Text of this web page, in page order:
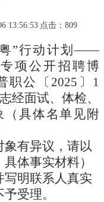
13:56:53 点击： 809
”行动计划——
项公开招聘博
职公〔2025〕1
经面试、体检、
（具体名单见附
有异议，请以
体事实材料）
写明联系人真实
受理。